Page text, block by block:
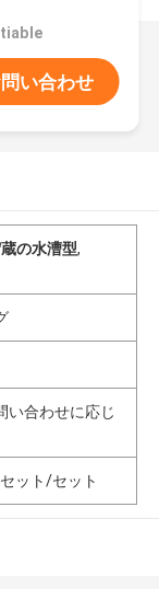
い合わせ
の水漕型,
い合わせに応じ
ット/セット